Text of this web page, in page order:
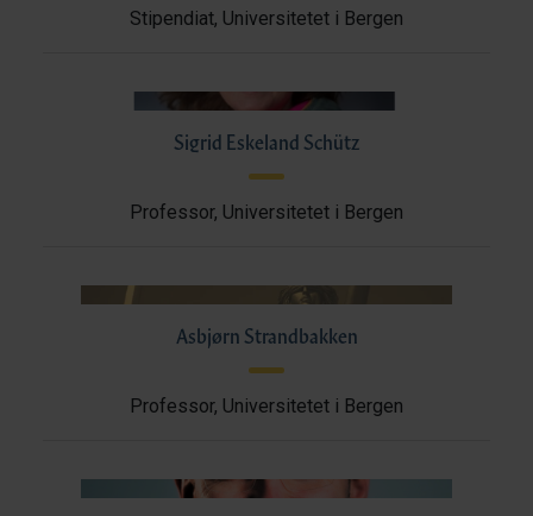
Stipendiat, Universitetet i Bergen
Sigrid Eskeland Schütz
Professor, Universitetet i Bergen
Asbjørn Strandbakken
Professor, Universitetet i Bergen